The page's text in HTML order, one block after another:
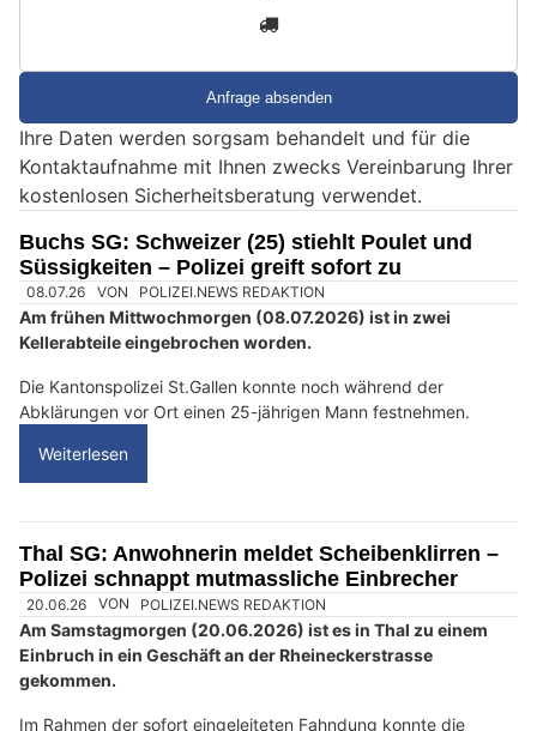
e
i
n
e
n
s
c
?
D
a
n
w
ä
h
l
e
n
S
Ihre Daten werden sorgsam behandelt und für die
Kontaktaufnahme mit Ihnen zwecks Vereinbarung Ihrer
kostenlosen Sicherheitsberatung verwendet.
Buchs SG: Schweizer (25) stiehlt Poulet und
Süssigkeiten – Polizei greift sofort zu
08.07.26 VON POLIZEI.NEWS REDAKTION
Am frühen Mittwochmorgen (08.07.2026) ist in zwei
Kellerabteile eingebrochen worden.
Die Kantonspolizei St.Gallen konnte noch während der